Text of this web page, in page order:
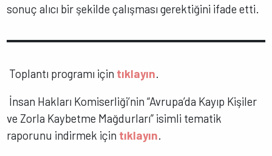
sonuç alıcı bir şekilde çalışması gerektiğini ifade etti.
Toplantı programı için tıklayın
İnsan Hakları Komiserliği’nin “Avrupa’da Kayıp Kişiler
ve Zorla Kaybetme Mağdurları” isimli tematik
raporunu indirmek için tıklayın.